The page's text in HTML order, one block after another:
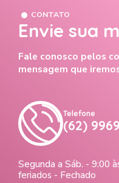
CONTATO
Envie sua
Fale conosco pelos
mensagem que
Telefone
(62)
Segunda a Sáb. - 9:00
feriados - Fechado